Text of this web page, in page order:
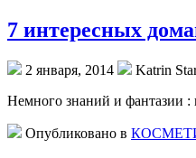
7 интересных
2 января, 2014
Katrin
Немного знаний и фантазии
Опубликовано в